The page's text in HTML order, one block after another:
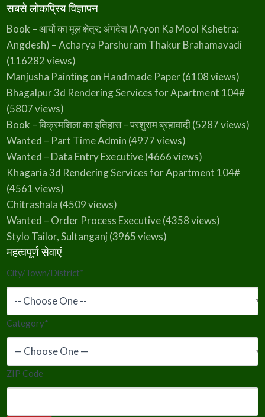
सबसे लोकप्रिय विज्ञापन
Book – आर्यो का मूल क्षेत्र: अंगदेश (Aryon Ka Mool Kshetra:
Angdesh) – Acharya Parshuram Thakur Brahamavadi
(116282 views)
Manjusha Painting on Handmade Paper(6108 views)
Bhagalpur 3d Rendering Services for Apartment 104#
(5807 views)
Book – विक्रमशिला का इतिहास – परशुराम ब्रह्मवादी(5287 views)
Wanted – Part Time Admin (4977 views)
Wanted – Data Entry Executive(4666 views)
Khagaria 3d Rendering Services for Apartment 104#
(4561 views)
Chitrashala (4509 views)
Wanted – Order Process Executive(4358 views)
Stylo Tailor, Sultanganj (3965 views)
महत्वपूर्ण सेवाएं
City/Town/District*
Category*
ZIP Code